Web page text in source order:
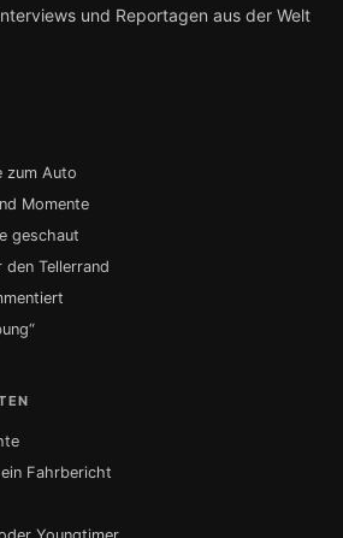
und Reportagen aus der Welt
zum Auto
Momente
geschaut
den Tellerrand
Fahrbericht